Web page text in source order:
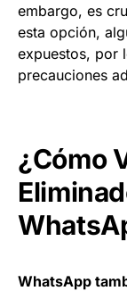
embargo, es
esta opción,
expuestos, por
precauciones
¿Cómo
WhatsApp